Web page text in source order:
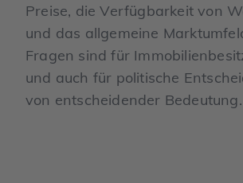
Preise, die Verfügbarkeit von
und das allgemeine
Fragen sind für
und auch für politische
von entscheidender Bedeutung.